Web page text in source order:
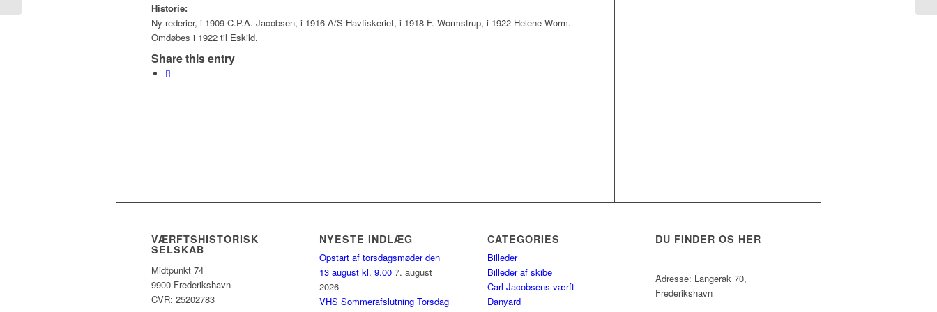
Historie:
Ny rederier, i 1909 C.P.A. Jacobsen, i 1916 A/S Havfiskeriet, i 1918 F. Wormstrup, i 1922 Helene Worm.
Omdøbes i 1922 til Eskild.
Share this entry
VÆRFTSHISTORISK
SELSKAB
Midtpunkt 74
9900 Frederikshavn
CVR: 25202783
NYESTE INDLÆG
Opstart af torsdagsmøder den
13 august kl. 9.00 7. august
2026
VHS Sommerafslutning Torsdag
CATEGORIES
Billeder
Billeder af skibe
Carl Jacobsens værft
Danyard
DU FINDER OS HER
Adresse: Langerak 70,
Frederikshavn